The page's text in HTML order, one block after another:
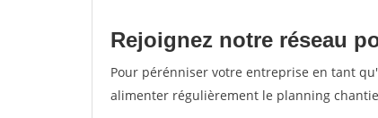
Rejoignez notre réseau
Pour pérénniser votre entreprise en tant
alimenter régulièrement le planning